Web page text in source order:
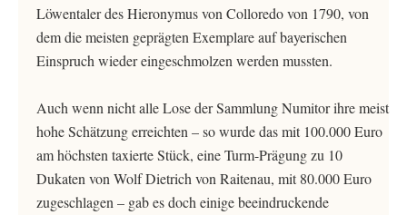
Löwentaler des Hieronymus von Colloredo von 1790, von
dem die meisten geprägten Exemplare auf bayerischen
Einspruch wieder eingeschmolzen werden mussten.
Auch wenn nicht alle Lose der Sammlung Numitor ihre meist
hohe Schätzung erreichten – so wurde das mit 100.000 Euro
am höchsten taxierte Stück, eine Turm-Prägung zu 10
Dukaten von Wolf Dietrich von Raitenau, mit 80.000 Euro
zugeschlagen – gab es doch einige beeindruckende